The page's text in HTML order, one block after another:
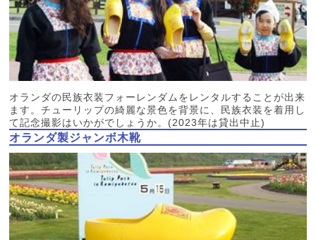
オランダの民族衣装フォーレンダムをレンタルすることが出来
ます。チューリップの綺麗な景色を背景に、民族衣装を着用し
て記念撮影はいかがでしょうか。(2023年は貸出中止)
オランダ製ジャンボ木靴